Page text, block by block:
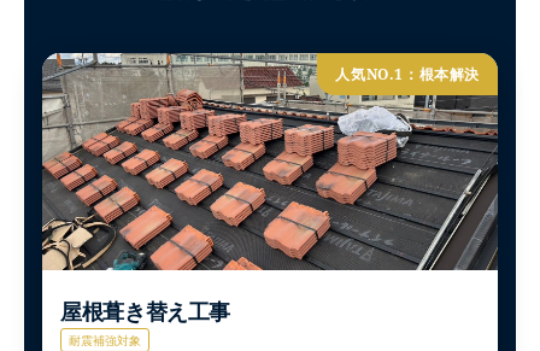
人気NO.1：根本解決
屋根葺き替え工事
耐震補強対象